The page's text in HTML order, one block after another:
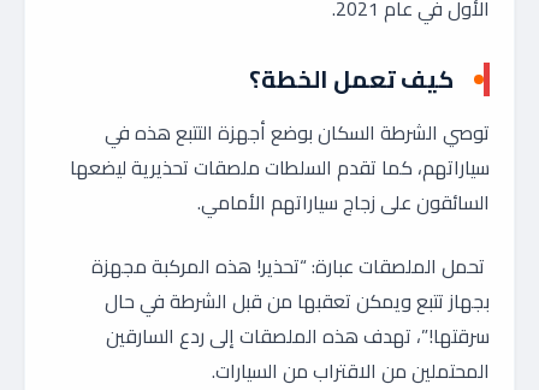
الأول في عام 2021.
كيف تعمل الخطة؟
توصي الشرطة السكان بوضع أجهزة التتبع هذه في
سياراتهم، كما تقدم السلطات ملصقات تحذيرية ليضعها
السائقون على زجاج سياراتهم الأمامي.
تحمل الملصقات عبارة: “تحذير! هذه المركبة مجهزة
بجهاز تتبع ويمكن تعقبها من قبل الشرطة في حال
سرقتها!”، تهدف هذه الملصقات إلى ردع السارقين
المحتملين من الاقتراب من السيارات.